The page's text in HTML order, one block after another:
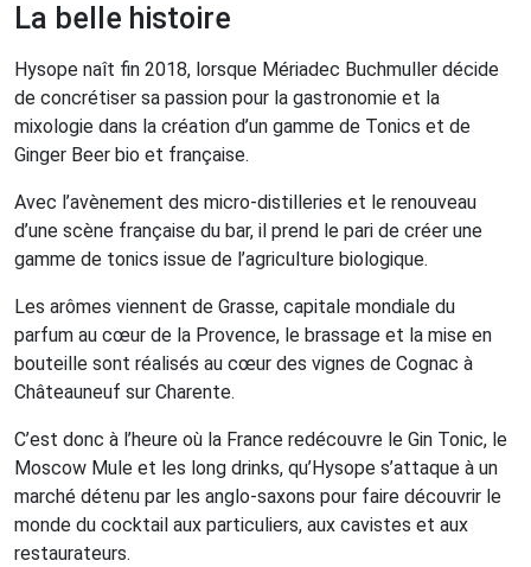
La belle histoire
Hysope naît fin 2018, lorsque Mériadec Buchmuller décide
de concrétiser sa passion pour la gastronomie et la
mixologie dans la création d’un gamme de Tonics et de
Ginger Beer bio et française.
Avec l’avènement des micro-distilleries et le renouveau
d’une scène française du bar, il prend le pari de créer une
gamme de tonics issue de l’agriculture biologique.
Les arômes viennent de Grasse, capitale mondiale du
parfum au cœur de la Provence, le brassage et la mise en
bouteille sont réalisés au cœur des vignes de Cognac à
Châteauneuf sur Charente.
C’est donc à l’heure où la France redécouvre le Gin Tonic, le
Moscow Mule et les long drinks, qu’Hysope s’attaque à un
marché détenu par les anglo-saxons pour faire découvrir le
monde du cocktail aux particuliers, aux cavistes et aux
restaurateurs.